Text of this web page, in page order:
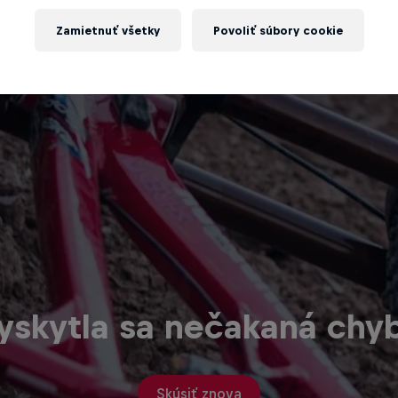
sa nečakaná
Skúsiť znova
Zamietnuť všetky Povoliť súbory cookie